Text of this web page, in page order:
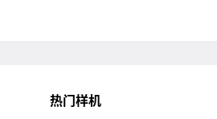
热门样机